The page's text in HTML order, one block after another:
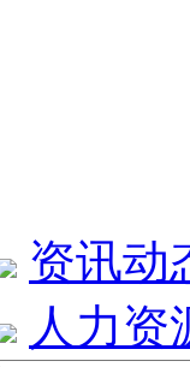
资讯动
人力资